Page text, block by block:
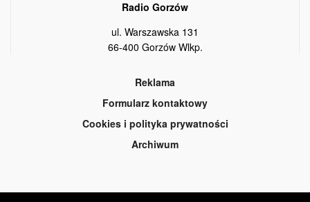
Radio Gorzów
ul. Warszawska 131
66-400 Gorzów Wlkp.
Reklama
Formularz kontaktowy
Cookies i polityka prywatności
Archiwum